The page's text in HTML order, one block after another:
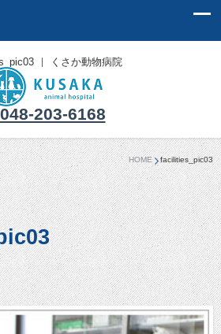
｜ くさか動物病院
048-203-6168
HOME facilities_pic03